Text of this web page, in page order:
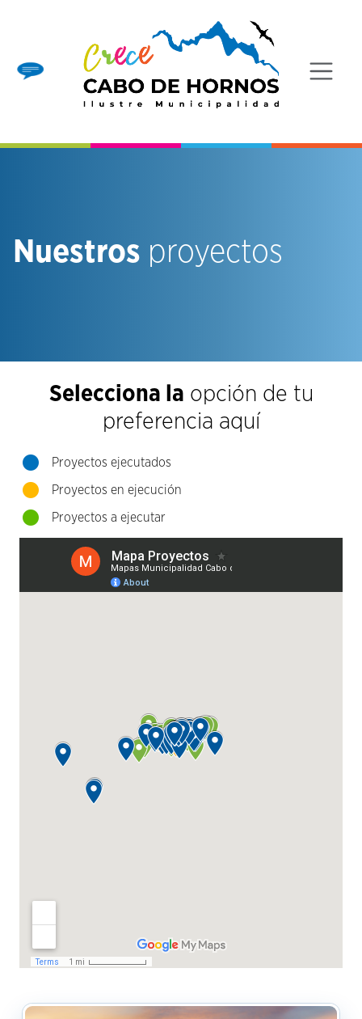
Nuestros proyectos
Selecciona la opción de tu
preferencia aquí
Proyectos ejecutados
Proyectos en ejecución
Proyectos a ejecutar